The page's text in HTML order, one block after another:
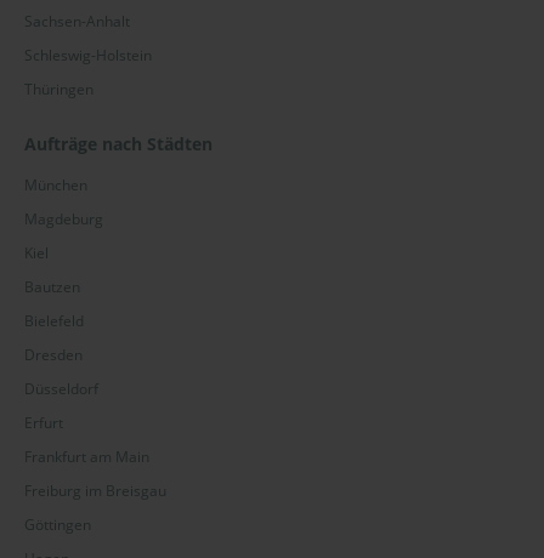
Sachsen-Anhalt
Schleswig-Holstein
Thüringen
Aufträge nach Städten
München
Magdeburg
Kiel
Bautzen
Bielefeld
Dresden
Düsseldorf
Erfurt
Frankfurt am Main
Freiburg im Breisgau
Göttingen